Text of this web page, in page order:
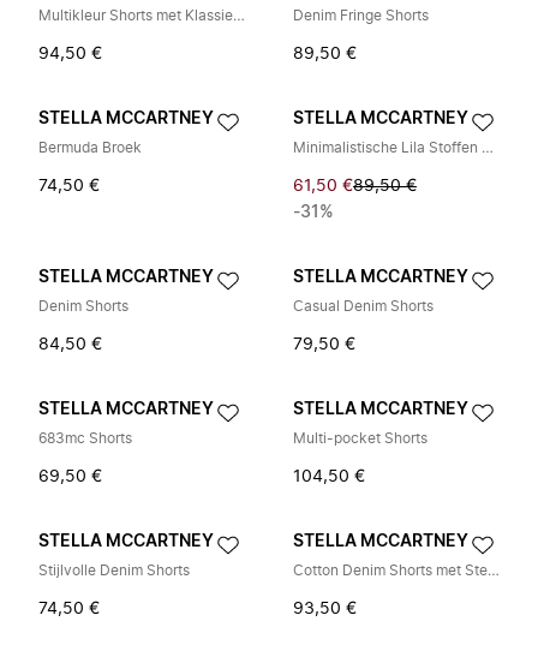
Multikleur Shorts met Klassieke Vijf Zakken
94,50 €
Denim Fringe Shorts
89,50 €
STELLA MCCARTNEY
Bermuda Broek
74,50 €
STELLA MCCARTNEY
Minimalistische Lila Stoffen Shorts
61,50 €89,50 €
-31%
STELLA MCCARTNEY
Denim Shorts
84,50 €
STELLA MCCARTNEY
Casual Denim Shorts
79,50 €
STELLA MCCARTNEY
683mc Shorts
69,50 €
STELLA MCCARTNEY
Multi-pocket Shorts
104,50 €
STELLA MCCARTNEY
Stijlvolle Denim Shorts
74,50 €
STELLA MCCARTNEY
Cotton Denim Shorts met Sterrenprint
93,50 €